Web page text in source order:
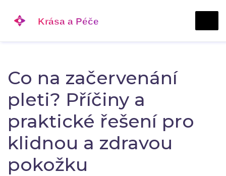
Co na začervenání
pleti? Příčiny a
praktické řešení pro
klidnou a zdravou
pokožku